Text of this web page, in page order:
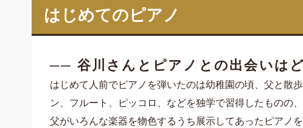
はじめてのピアノ
── 谷川さんとピアノとの出会いは
はじめて人前でピアノを弾いたのは幼稚園の頃、父と散
ン、フルート、ピッコロ、などを独学で習得したものの
父がいろんな楽器を物色するうち展示してあったピアノ